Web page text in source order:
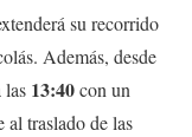
su recorrido
Además, desde
las 13:40con un
al traslado de las